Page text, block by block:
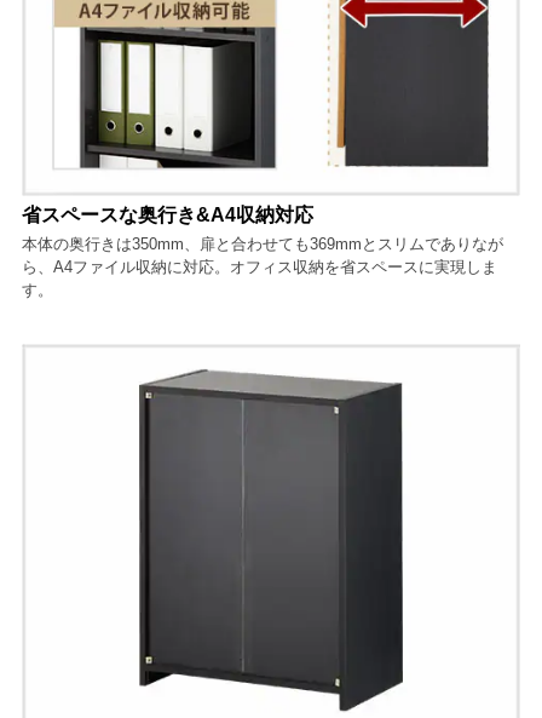
省スペースな奥行き&A4収納対応
本体の奥行きは350mm、扉と合わせても369mmとスリムでありなが
ら、A4ファイル収納に対応。オフィス収納を省スペースに実現しま
す。